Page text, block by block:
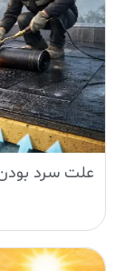
علت سرد بودن